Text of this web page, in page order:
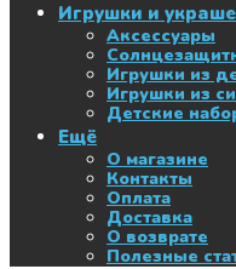
Игрушки и
Аксессуары
Игрушки из
Игрушки из
Детские
Ещё
О магазине
Контакты
Оплата
Доставка
О возврате
Полезные